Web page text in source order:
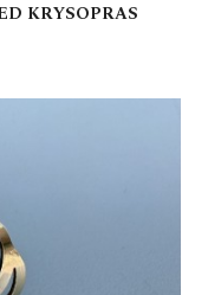
KRYSOPRAS